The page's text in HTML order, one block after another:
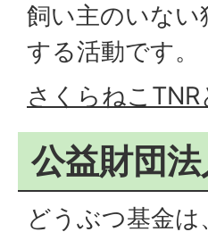
飼い主のいない
する活動です。
さくらねこTNR
公益財団
どうぶつ基金